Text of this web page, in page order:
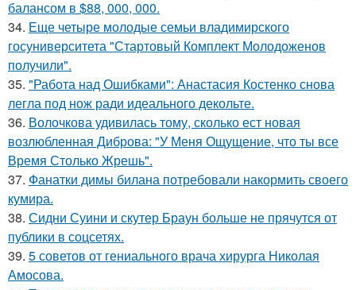
балансом в $88, 000, 000.
34. Еще четыре молодые семьи владимирского
госуниверситета "Стартовый Комплект Молодоженов
получили".
35. "Работа над Ошибками": Анастасия Костенко снова
легла под нож ради идеального декольте.
36. Волочкова удивилась тому, сколько ест новая
возлюбленная Диброва: "У Меня Ощущение, что ты все
Время Столько Жрешь".
37. Фанатки димы билана потребовали накормить своего
кумира.
38. Сидни Суини и скутер Браун больше не прячутся от
публики в соцсетях.
39. 5 советов от гениального врача хирурга Николая
Амосова.